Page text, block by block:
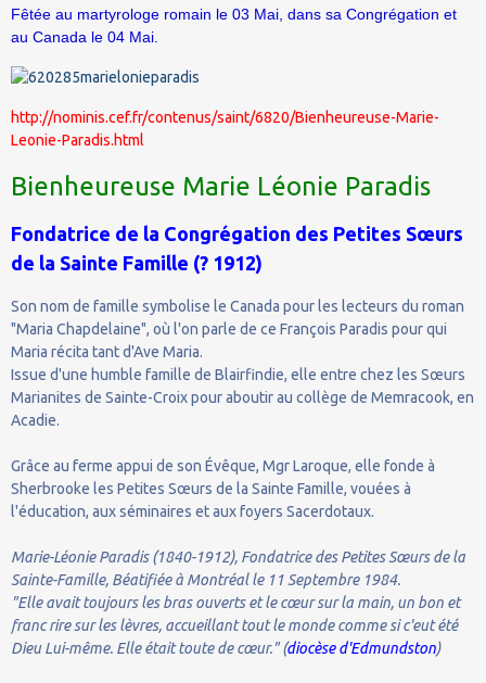
Fêtée au martyrologe romain le 03 Mai, dans sa Congrégation et
au Canada le 04 Mai.
http://nominis.cef.fr/contenus/saint/6820/Bienheureuse-Marie-
Leonie-Paradis.html
Bienheureuse Marie Léonie Paradis
Fondatrice de la Congrégation des Petites Sœurs
de la Sainte Famille (? 1912)
Son nom de famille symbolise le Canada pour les lecteurs du roman
"Maria Chapdelaine", où l'on parle de ce François Paradis pour qui
Maria récita tant d'Ave Maria.
Issue d'une humble famille de Blairfindie, elle entre chez les Sœurs
Marianites de Sainte-Croix pour aboutir au collège de Memracook, en
Acadie.
Grâce au ferme appui de son Évêque, Mgr Laroque, elle fonde à
Sherbrooke les Petites Sœurs de la Sainte Famille, vouées à
l'éducation, aux séminaires et aux foyers Sacerdotaux.
Marie-Léonie Paradis (1840-1912), Fondatrice des Petites Sœurs de la
Sainte-Famille, Béatifiée à Montréal le 11 Septembre 1984.
"Elle avait toujours les bras ouverts et le cœur sur la main, un bon et
franc rire sur les lèvres, accueillant tout le monde comme si c'eut été
Dieu Lui-même. Elle était toute de cœur." (diocèse d'Edmundston)